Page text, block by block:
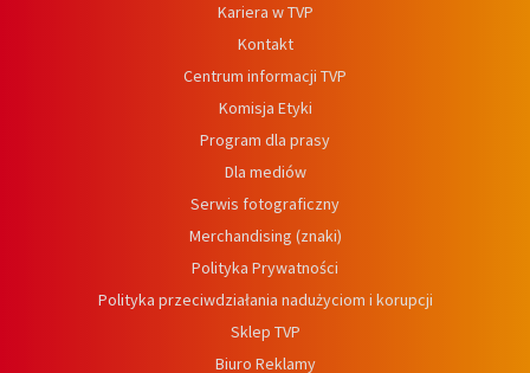
Kariera w TVP
Kontakt
Centrum informacji TVP
Komisja Etyki
Program dla prasy
Dla mediów
Serwis fotograficzny
Merchandising (znaki)
Polityka Prywatności
Polityka przeciwdziałania nadużyciom i korupcji
Sklep TVP
Biuro Reklamy